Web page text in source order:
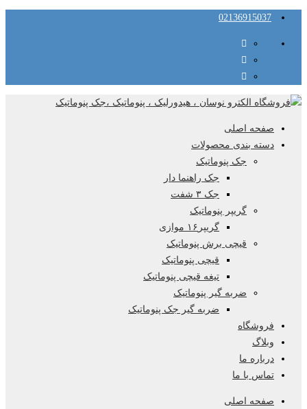
02136915037
صفحه اصلی
دسته بندی محصولات
جک پنوماتیک
جک راهنما دار
جک ۳ شفت
گریپر پنوماتیک
گریپر۱۶ موازی
قیچی برش پنوماتیک
قیچی پنوماتیک
تیغه قیچی پنوماتیک
ضربه گیر پنوماتیک
ضربه گیر جک پنوماتیک
فروشگاه
وبلاگ
درباره ما
تماس با ما
صفحه اصلی